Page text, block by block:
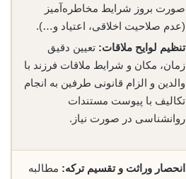
صورت بروز شرایط مخاطره‌آمیز
(عدم صلاحیت اخلاقی، اعتیاد و…).
تنظیم لوایح ملاقات: تعیین دقیق
زمان، مکان و شرایط ملاقات فرزند با
والدین و الزام قانونی طرفین به انجام
تکالیف با پیوست مستندات
روانشناسی در صورت نیاز.
انحصار وراثت و تقسیم ترکه: مطالبه